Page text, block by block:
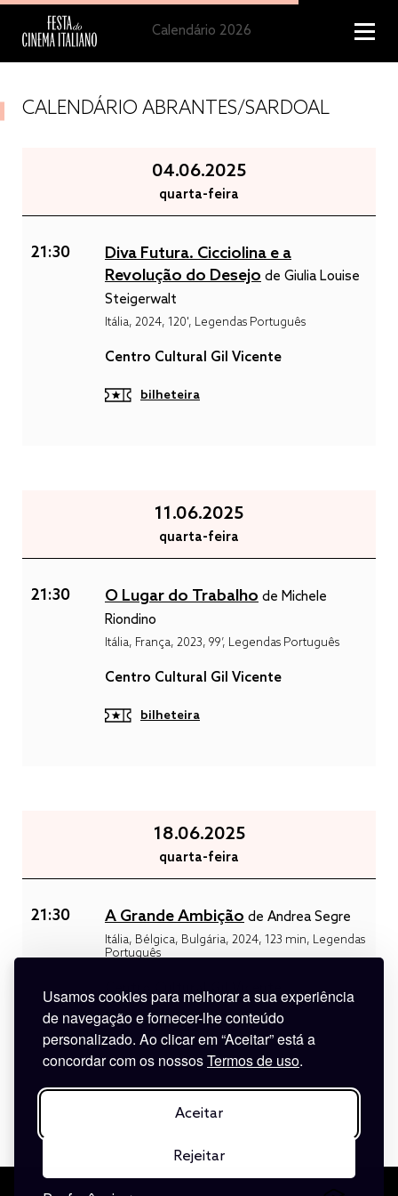
Usamos cookies para melhorar a sua experiência
de navegação e fornecer-lhe conteúdo
personalizado. Ao clicar em “Aceitar” está a
concordar com os nossosTermos de uso.
Aceitar
Rejeitar
Calendário 2026
CALENDÁRIO ABRANTES/SARDOAL
04.06.2025
quarta-feira
21:30
Diva Futura. Cicciolina e a
Revolução do Desejo de Giulia Louise
Steigerwalt
Itália, 2024, 120', Legendas Português
Centro Cultural Gil Vicente
bilheteira
11.06.2025
quarta-feira
21:30 O Lugar do Trabalho de Michele
Riondino
Itália, França, 2023, 99’, Legendas Português
Centro Cultural Gil Vicente
bilheteira
18.06.2025
quarta-feira
21:30 A Grande Ambição de Andrea Segre
Itália, Bélgica, Bulgária, 2024, 123 min, Legendas
Português
Centro Cultural Gil Vicente
bilheteira